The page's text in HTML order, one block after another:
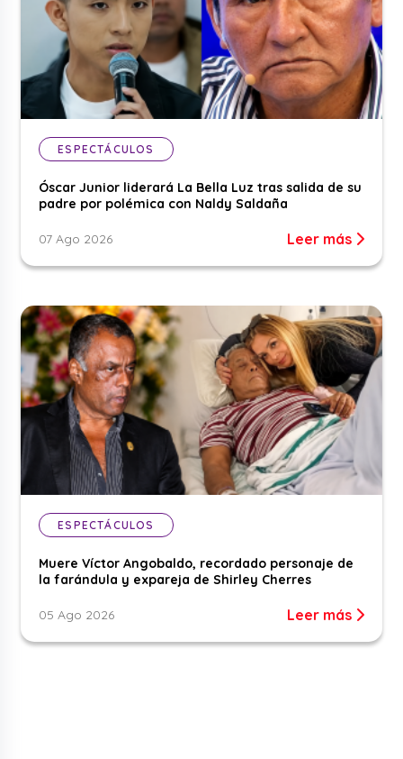
ESPECTÁCULOS
Óscar Junior liderará La Bella Luz tras salida de su
padre por polémica con Naldy Saldaña
07 Ago 2026 Leer más
ESPECTÁCULOS
Muere Víctor Angobaldo, recordado personaje de
la farándula y expareja de Shirley Cherres
05 Ago 2026 Leer más